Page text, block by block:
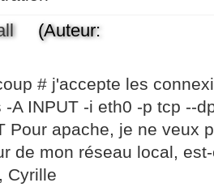
(Auteur:
# j'accepte les
A INPUT -i eth0 -p tcp --
Pour apache, je ne veux
de mon réseau local,
Cyrille